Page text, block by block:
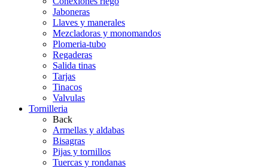
Jaboneras
Llaves y manerales
Mezcladoras y monomandos
Plomeria-tubo
Regaderas
Salida tinas
Tarjas
Tinacos
Valvulas
Tornilleria
Back
Armellas y aldabas
Bisagras
Pijas y tornillos
Tuercas y rondanas